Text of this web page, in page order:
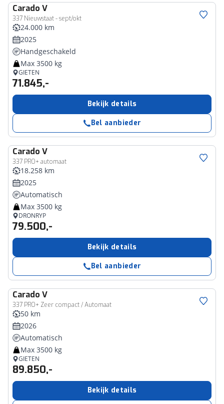
Carado V
337 Nieuwstaat - sept/okt
24.000 km
2025
Handgeschakeld
Max 3500 kg
GIETEN
71.845,-
Bekijk details
Bel aanbieder
Carado V
337 PRO+ automaat
18.258 km
2025
Automatisch
Max 3500 kg
DRONRYP
79.500,-
Bekijk details
Bel aanbieder
Carado V
337 PRO+ Zeer compact / Automaat
50 km
2026
Automatisch
Max 3500 kg
GIETEN
89.850,-
Bekijk details